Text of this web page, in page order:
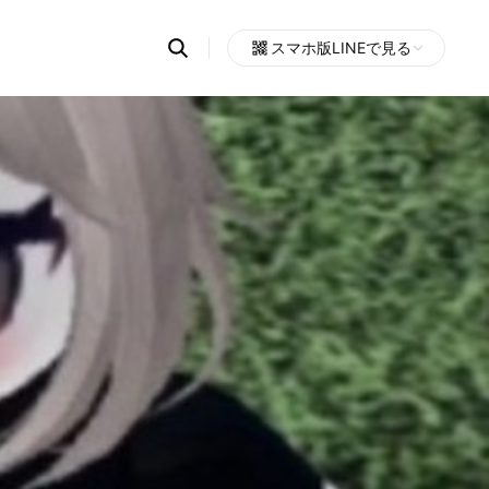
Search
OpenChats
messages
search
area
スマホ版LINEで見る